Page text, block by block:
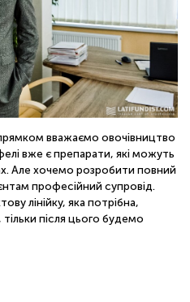
вважаємо овочівництво
вже є препарати, які можуть
Але хочемо розробити повний
професійний супровід.
лінійку, яка потрібна,
після цього будемо